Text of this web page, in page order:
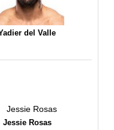
del Valle
Jessie Rosas